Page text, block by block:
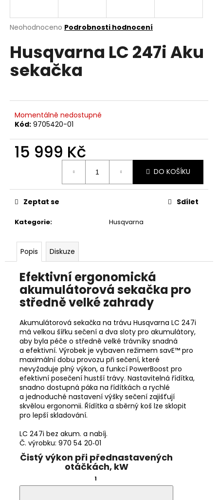
Průměrné
produktu
je
z
Neohodnoceno Podrobnosti hodnocení
Husqvarna LC 247i Aku
sekačka
Momentálně nedostupné
Kód: 9705420-01
15 999 Kč
DO KOŠÍKU
Kategorie: Husqvarna
Zeptat se Sdílet
Popis Diskuze
Efektivní ergonomická
akumulátorová sekačka pro
středně velké zahrady
Akumulátorová sekačka na trávu Husqvarna LC 247i
má velkou šířku sečení a dva sloty pro akumulátory,
aby byla péče o středně velké trávníky snadná
a efektivní. Výrobek je vybaven režimem savE™ pro
maximální dobu provozu při sečení, které
nevyžaduje plný výkon, a funkcí PowerBoost pro
efektivní posečení hustší trávy. Nastavitelná řídítka,
snadno dostupná páka na řídítkách a rychlé
a jednoduché nastavení výšky sečení zajišťují
skvělou ergonomii. Řídítka a sběrný koš lze sklopit
pro lepší skladování.
LC 247i bez akum. a nabíj.
Č. výrobku: 970 54 20‑01
Čistý výkon při přednastavených
otáčkách, kW
1
j
t
?
HLEDAT
o
č
m
HUSQVARNA
AUTOMOWER
405V
NERA
69
990
Kč